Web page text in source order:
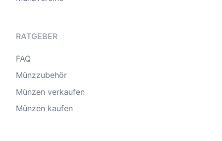
RATGEBER
FAQ
Münzzubehör
Münzen verkaufen
Münzen kaufen